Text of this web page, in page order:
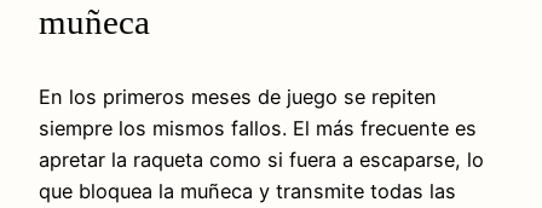
muñeca
En los primeros meses de juego se repiten
siempre los mismos fallos. El más frecuente es
apretar la raqueta como si fuera a escaparse, lo
que bloquea la muñeca y transmite todas las